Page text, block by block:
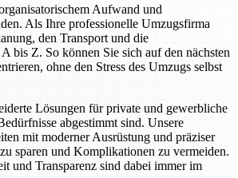
Aufwand und
Als Ihre professionelle Umzugsfirma
den Transport und die
bis Z. So können Sie sich auf den nächsten
ohne den Stress des Umzugs selbst
Lösungen für private und gewerbliche
abgestimmt sind. Unsere
mit moderner Ausrüstung und präziser
sparen und Komplikationen zu vermeiden.
und Transparenz sind dabei immer im